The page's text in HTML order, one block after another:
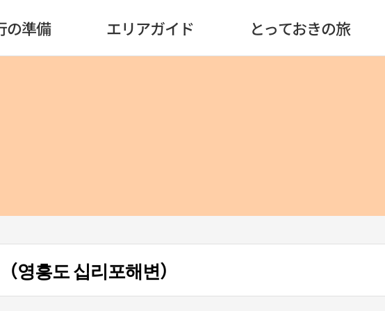
の準備 エリアガイド とっておきの旅
영흥도 십리포해변）